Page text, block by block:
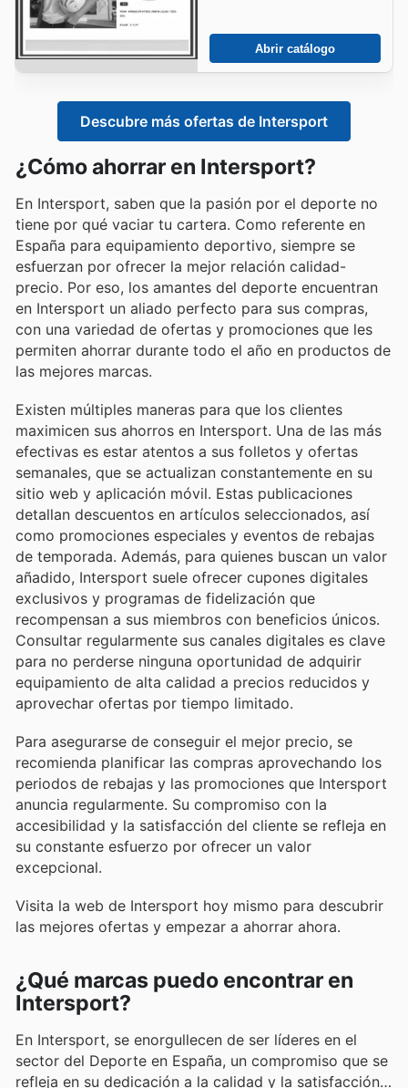
Abrir catálogo
Descubre más ofertas de Intersport
¿Cómo ahorrar en Intersport?
En Intersport, saben que la pasión por el deporte no
tiene por qué vaciar tu cartera. Como referente en
España para equipamiento deportivo, siempre se
esfuerzan por ofrecer la mejor relación calidad-
precio. Por eso, los amantes del deporte encuentran
en Intersport un aliado perfecto para sus compras,
con una variedad de ofertas y promociones que les
permiten ahorrar durante todo el año en productos de
las mejores marcas.
Existen múltiples maneras para que los clientes
maximicen sus ahorros en Intersport. Una de las más
efectivas es estar atentos a sus folletos y ofertas
semanales, que se actualizan constantemente en su
sitio web y aplicación móvil. Estas publicaciones
detallan descuentos en artículos seleccionados, así
como promociones especiales y eventos de rebajas
de temporada. Además, para quienes buscan un valor
añadido, Intersport suele ofrecer cupones digitales
exclusivos y programas de fidelización que
recompensan a sus miembros con beneficios únicos.
Consultar regularmente sus canales digitales es clave
para no perderse ninguna oportunidad de adquirir
equipamiento de alta calidad a precios reducidos y
aprovechar ofertas por tiempo limitado.
Para asegurarse de conseguir el mejor precio, se
recomienda planificar las compras aprovechando los
periodos de rebajas y las promociones que Intersport
anuncia regularmente. Su compromiso con la
accesibilidad y la satisfacción del cliente se refleja en
su constante esfuerzo por ofrecer un valor
excepcional.
Visita la web de Intersport hoy mismo para descubrir
las mejores ofertas y empezar a ahorrar ahora.
¿Qué marcas puedo encontrar en
Intersport?
En Intersport, se enorgullecen de ser líderes en el
sector del Deporte en España, un compromiso que se
refleja en su dedicación a la calidad y la satisfacción